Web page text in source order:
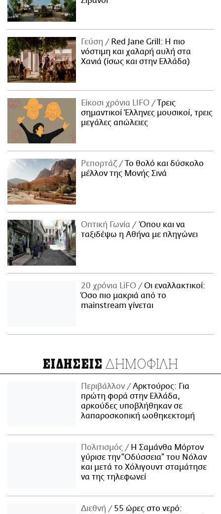
Γεύση
Red Jane Grill: Η πιο
νόστιμη και χαλαρή αυλή στα
Χανιά (ίσως και στην Ελλάδα)
Είκοσι χρόνια LIFO
Tρεις
σημαντικοί Έλληνες μουσικοί, τρεις
μεγάλες απώλειες
Ρεπορτάζ
Το θολό και δύσκολο
μέλλον της Μονής Σινά
Οπτική Γωνία
Όπου και να
ταξιδέψω η Αθήνα με πληγώνει
20 χρόνια LiFO
Οι εναλλακτικοί:
Όσο πιο μακριά από το
mainstream γίνεται
ΕΙΔΗΣΕΙΣ ΔΗΜΟΦΙΛΗ
Περιβάλλον
Αρκτούρος: Για
πρώτη φορά στην Ελλάδα,
αρκούδες υποβλήθηκαν σε
λαπαροσκοπική ωοθηκεκτομή
Πολιτισμός
Η Σαμάνθα Μόρτον
γύρισε την “Οδύσσεια” του Νόλαν
και μετά το Χόλιγουντ σταμάτησε
να της τηλεφωνεί
Διεθνή
55 ώρες στο νερό: